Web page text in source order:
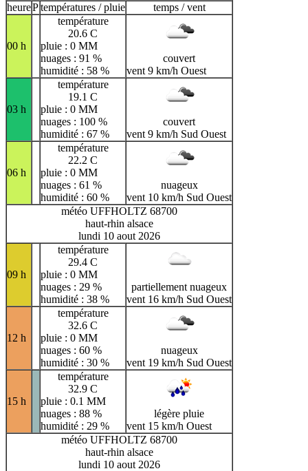
heurePtempératures / pluie temps / vent
00 h
température
20.6 C
pluie : 0 MM
nuages : 91 %
humidité : 58 %
couvert
vent 9 km/h Ouest
03 h
température
19.1 C
pluie : 0 MM
nuages : 100 %
humidité : 67 %
couvert
vent 9 km/h Sud Ouest
06 h
température
22.2 C
pluie : 0 MM
nuages : 61 %
humidité : 60 %
nuageux
vent 10 km/h Sud Ouest
météo UFFHOLTZ 68700
haut-rhin alsace
lundi 10 aout 2026
09 h
température
29.4 C
pluie : 0 MM
nuages : 29 %
humidité : 38 %
partiellement nuageux
vent 16 km/h Sud Ouest
12 h
température
32.6 C
pluie : 0 MM
nuages : 60 %
humidité : 30 %
nuageux
vent 19 km/h Sud Ouest
15 h
température
32.9 C
pluie : 0.1 MM
nuages : 88 %
humidité : 29 %
légère pluie
vent 15 km/h Ouest
météo UFFHOLTZ 68700
haut-rhin alsace
lundi 10 aout 2026